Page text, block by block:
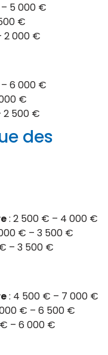
5 000 €
€
2 000 €
6 000 €
€
2 500 €
des
: 2 500 € – 4 000 €
€ – 3 500 €
– 3 500 €
: 4 500 € – 7 000 €
€ – 6 500 €
– 6 000 €